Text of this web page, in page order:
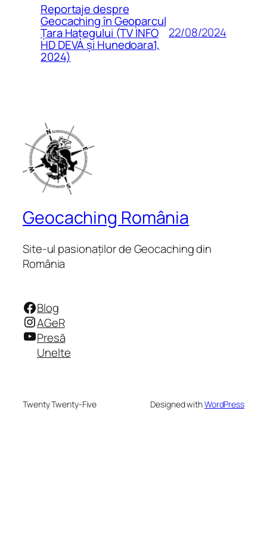
Reportaje despre
Geocaching în Geoparcul
Țara Hațegului (TV INFO
HD DEVA și Hunedoara1,
2024)
22/08/2024
Geocaching România
Site-ul pasionaților de Geocaching din
România
Facebook
Instagram
YouTube
Blog
AGeR
Presă
Unelte
Twenty Twenty-Five Designed withWordPress